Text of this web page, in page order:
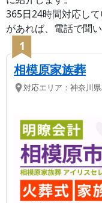
365日24時間対応し
があれば、電話で聞
1
相模原家族葬
対応エリア： 神奈川県